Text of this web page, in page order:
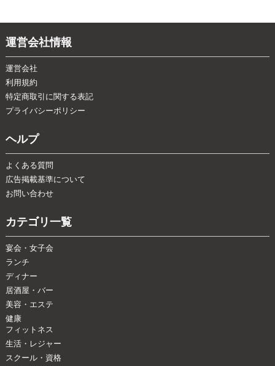
運営会社情報
運営会社
利用規約
特定商取引に関する表記
プライバシーポリシー
ヘルプ
よくある質問
広告掲載基準について
お問い合わせ
カテゴリ一覧
宴会・女子会
ランチ
ディナー
居酒屋・バー
美容・エステ
健康
フィットネス
生活・レジャー
スクール・資格